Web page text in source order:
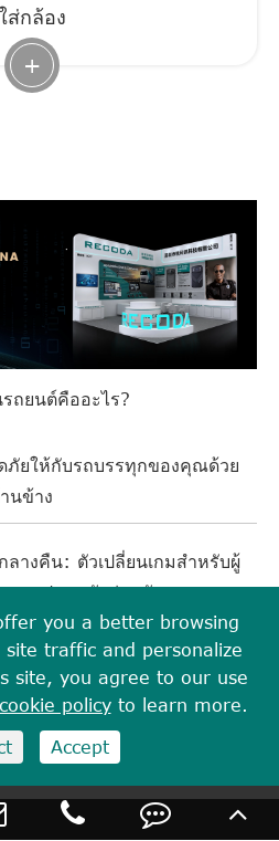
ส่กล้อง
+
ถยนต์คืออะไร?
ภัยให้กับรถบรรทุกของคุณด้วย
นข้าง
ลางคืน: ตัวเปลี่ยนเกมสำหรับผู้
วามปลอดภัยส่วนตัว
งติดตัวพร้อมระบบเสียงสำหรับ
ช็คดูเพิ่มเติม
you a better browsing
traffic and personalize
site, you agree to our use
cookie policyto learn more.
Accept